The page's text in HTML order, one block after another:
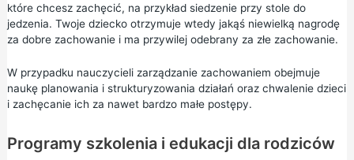
które chcesz zachęcić, na przykład siedzenie przy stole do
jedzenia. Twoje dziecko otrzymuje wtedy jakąś niewielką nagrodę
za dobre zachowanie i ma przywilej odebrany za złe zachowanie.
W przypadku nauczycieli zarządzanie zachowaniem obejmuje
naukę planowania i strukturyzowania działań oraz chwalenie dzieci
i zachęcanie ich za nawet bardzo małe postępy.
Programy szkolenia i edukacji dla rodziców